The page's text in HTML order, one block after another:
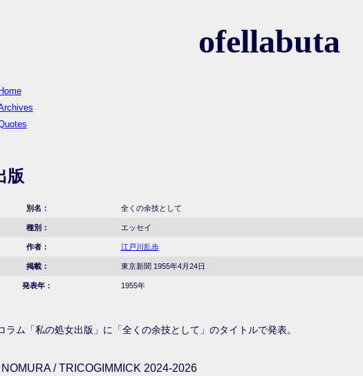
ofellabuta
Home
版
別名： 全くの余技として
種別： エッセイ
作者： 江戸川乱歩
掲載： 東京新聞 1955年4月24日
発表年： 1955年
ラム「私の処女出版」に「全くの余技として」のタイトルで発表。
/ TRICOGIMMICK 2024-2026